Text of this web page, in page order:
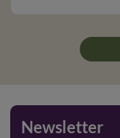
Newsletter